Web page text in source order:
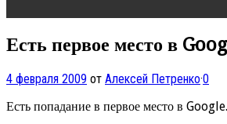
Есть первое место в
4 февраля 2009 от Алексей Петренко·0
Есть попадание в первое место в